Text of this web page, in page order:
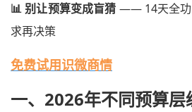
📊 别让预算变成盲猜 —— 14天全功
求再决策
免费试用识微商情
一、2026年不同预算层